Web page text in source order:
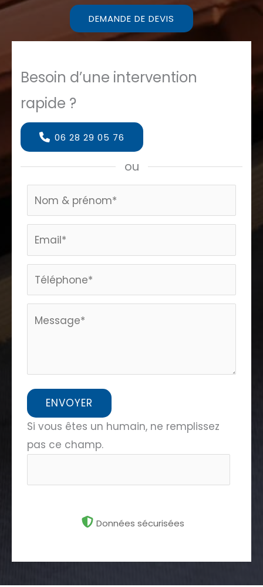
DEMANDE DE DEVIS
Besoin d’une intervention
rapide ?
06 28 29 05 76
ou
Formulaire
home
ENVOYER
Si vous êtes un humain, ne remplissez
pas ce champ.
Données sécurisées